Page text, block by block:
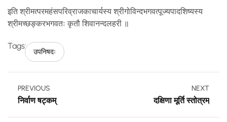
इति श्रीमत्परमहंसपरिव्राजकाचार्यस्य श्रीगोविन्दभगवत्पूज्यपादशिष्यस्य
श्रीमच्छङ्करभगवतः कृतौ शिवानन्दलहरी ॥
Tags:
उपनिषदः
PREVIOUS
निर्वाण षट्कम्
NEXT
दक्षिणा मूर्ति स्तोत्रम्